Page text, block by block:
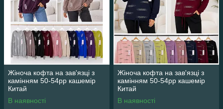
Жіноча кофта на зав'язці з
камінням 50-54рр кашемір
Китай
В наявності
Жіноча кофта на зав'язці з
камінням 50-54рр кашемір
Китай
В наявності